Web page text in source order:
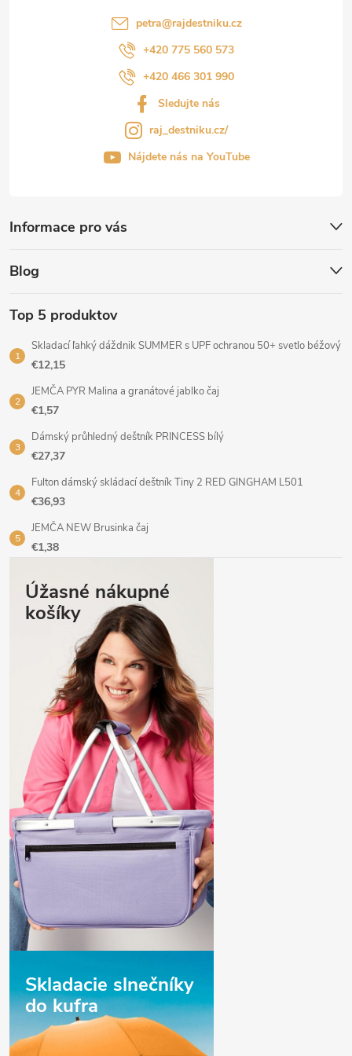
Informace pro vás
Blog
Top 5 produktov
Skladací ľahký dáždnik SUMMER s UPF ochranou 50+ svetlo béžový
€12,15
JEMČA PYR Malina a granátové jablko čaj
€1,57
Dámský průhledný deštník PRINCESS bílý
€27,37
Fulton dámský skládací deštník Tiny 2 RED GINGHAM L501
€36,93
JEMČA NEW Brusinka čaj
€1,38
petra@rajdestniku.cz
+420 775 560 573
+420 466 301 990
Sledujte nás
raj_destniku.cz/
Nájdete nás na YouTube
Úžasné nákupné
košíky
Skladacie slnečníky
do kufra